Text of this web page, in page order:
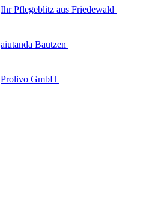
Ihr Pflegeblitz aus Friedewald
aiutanda Bautzen
Prolivo GmbH